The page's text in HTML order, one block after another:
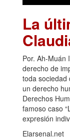
La
Por. Ah-Muán
derecho de
toda sociedad
un derecho
Derechos
famoso caso
expresión
Elarsenal.net